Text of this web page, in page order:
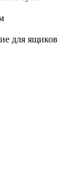
для ящиков